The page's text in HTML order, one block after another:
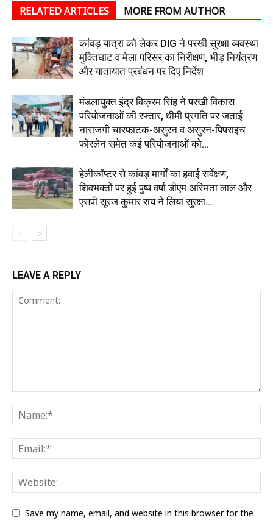
RELATED ARTICLES MORE FROM AUTHOR
कांवड़ यात्रा को लेकर DIG ने परखी सुरक्षा व्यवस्था
मुक्तिघाट व मेला परिसर का निरीक्षण, भीड़ नियंत्रण
और यातायात प्रबंधन पर दिए निर्देश
मंडलायुक्त इंद्र विक्रम सिंह ने परखी विकास
परियोजनाओं की रफ्तार, धीमी प्रगति पर जताई
नाराजगी चारफाटक-असुरन व असुरन-पिपराइच
फोरलेन समेत कई परियोजनाओं को...
हेलीकॉप्टर से कांवड़ मार्गों का हवाई सर्वेक्षण,
शिवभक्तों पर हुई पुष्प वर्षा डीएम अस्मिता लाल और
एसपी सूरज कुमार राय ने लिया सुरक्षा...
LEAVE A REPLY
Save my name, email, and website in this browser for the